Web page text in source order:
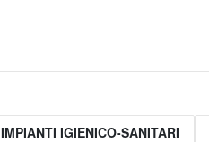
IMPIANTI IGIENICO-SANITARI